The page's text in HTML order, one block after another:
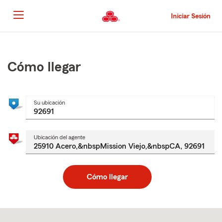
al
contenido
principal
Iniciar Sesión
principal
Cómo llegar
Su ubicación
Ubicación del agente
Cómo llegar
to